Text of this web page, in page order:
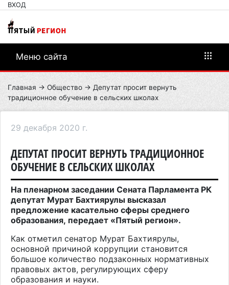
ВХОД
Меню сайта
Главная → Общество → Депутат просит вернуть
традиционное обучение в сельских школах
29 декабря 2020 г.
ДЕПУТАТ ПРОСИТ ВЕРНУТЬ ТРАДИЦИОННОЕ
ОБУЧЕНИЕ В СЕЛЬСКИХ ШКОЛАХ
На пленарном заседании Сената Парламента РК
депутат Мурат Бахтиярулы высказал
предложение касательно сферы среднего
образования, передает «Пятый регион».
Как отметил сенатор Мурат Бахтиярулы,
основной причиной коррупции становится
большое количество подзаконных нормативных
правовых актов, регулирующих сферу
образования и науки.